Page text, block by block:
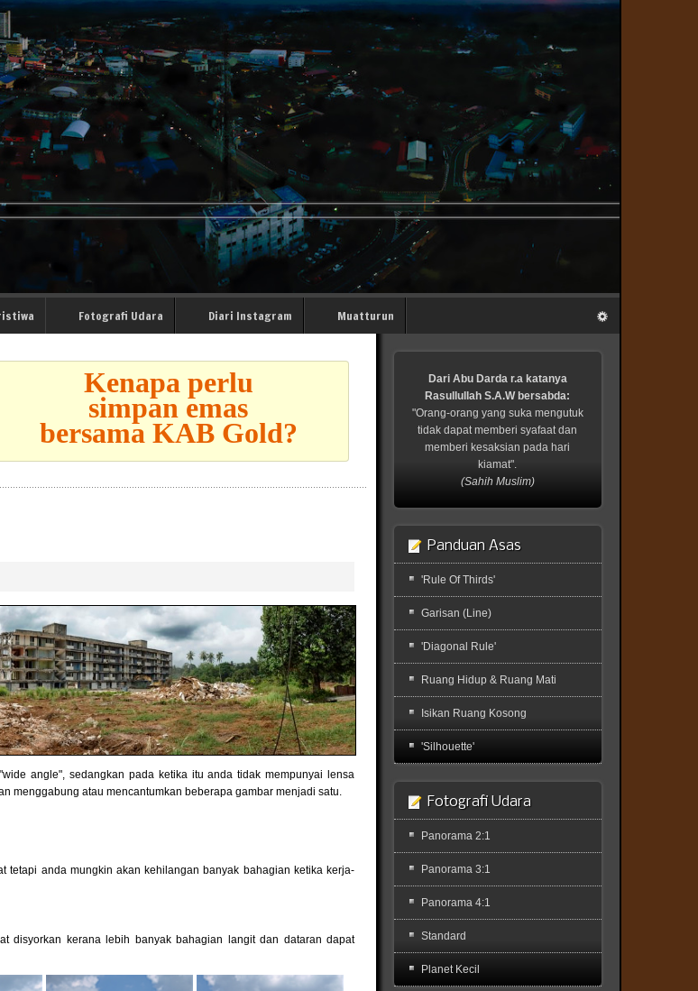
Fotografi Udara Diari Instagram Muatturun
Kenapa perlu
simpan emas
bersama KAB Gold?
angle", sedangkan pada ketika itu anda tidak mempunyai lensa
menggabung atau mencantumkan beberapa gambar menjadi satu.
tetapi anda mungkin akan kehilangan banyak bahagian ketika kerja-
disyorkan kerana lebih banyak bahagian langit dan dataran dapat
Dari Abu Darda r.a katanya
Rasullullah S.A.W bersabda:
"Orang-orang yang suka mengutuk
tidak dapat memberi syafaat dan
memberi kesaksian pada hari
kiamat".
(Sahih Muslim)
Panduan Asas
'Rule Of Thirds'
Garisan (Line)
'Diagonal Rule'
Ruang Hidup & Ruang Mati
Isikan Ruang Kosong
'Silhouette'
Fotografi Udara
Panorama 2:1
Panorama 3:1
Panorama 4:1
Standard
Planet Kecil